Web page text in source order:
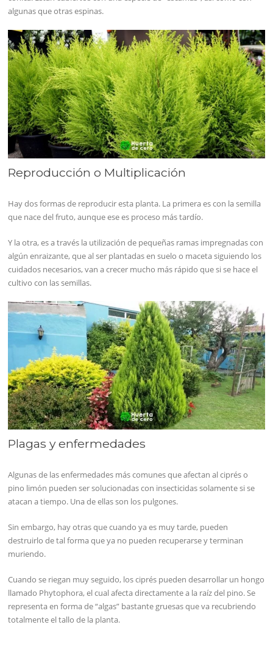
algunas que otras espinas.
Reproducción o Multiplicación
Hay dos formas de reproducir esta planta. La primera es con la semilla
que nace del fruto, aunque ese es proceso más tardío.
Y la otra, es a través la utilización de pequeñas ramas impregnadas con
algún enraizante, que al ser plantadas en suelo o maceta siguiendo los
cuidados necesarios, van a crecer mucho más rápido que si se hace el
cultivo con las semillas.
Plagas y enfermedades
Algunas de las enfermedades más comunes que afectan al ciprés o
pino limón pueden ser solucionadas con insecticidas solamente si se
atacan a tiempo. Una de ellas son los pulgones.
Sin embargo, hay otras que cuando ya es muy tarde, pueden
destruirlo de tal forma que ya no pueden recuperarse y terminan
muriendo.
Cuando se riegan muy seguido, los ciprés pueden desarrollar un hongo
llamado Phytophora, el cual afecta directamente a la raíz del pino. Se
representa en forma de “algas” bastante gruesas que va recubriendo
totalmente el tallo de la planta.